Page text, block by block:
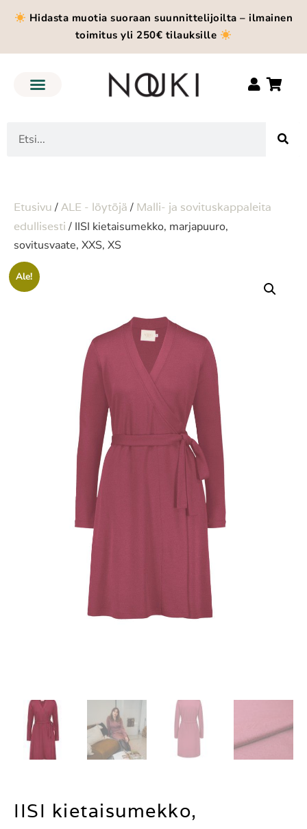
Hidasta muotia suoraan suunnittelijoilta – ilmainen
toimitus yli 250€ tilauksille
Etusivu/ALE - löytöjä/ Malli- ja sovituskappaleita
edullisesti/ IISI kietaisumekko, marjapuuro,
sovitusvaate, XXS, XS
Ale!
IISI kietaisumekko,